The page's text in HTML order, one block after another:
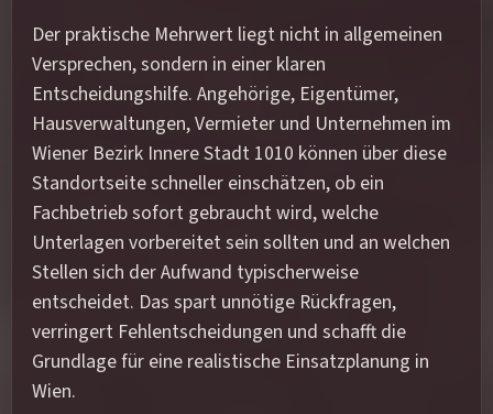
Der praktische Mehrwert liegt nicht in allgemeinen
Versprechen, sondern in einer klaren
Entscheidungshilfe. Angehörige, Eigentümer,
Hausverwaltungen, Vermieter und Unternehmen im
Wiener Bezirk Innere Stadt 1010 können über diese
Standortseite schneller einschätzen, ob ein
Fachbetrieb sofort gebraucht wird, welche
Unterlagen vorbereitet sein sollten und an welchen
Stellen sich der Aufwand typischerweise
entscheidet. Das spart unnötige Rückfragen,
verringert Fehlentscheidungen und schafft die
Grundlage für eine realistische Einsatzplanung in
Wien.